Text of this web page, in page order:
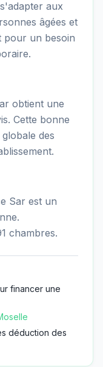
aux
âgées et
pour un besoin
obtient une
Cette bonne
des
Sar est un
chambres.
financer une
déduction des